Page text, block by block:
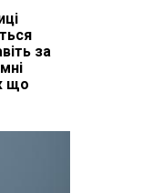
за
що